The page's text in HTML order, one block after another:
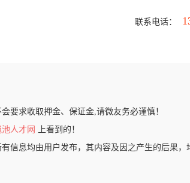
联系电话：
要求收取押金、保证金,请微友务必谨慎！
池人才网
上看到的！
信息均由用户发布，其内容及因之产生的后果，